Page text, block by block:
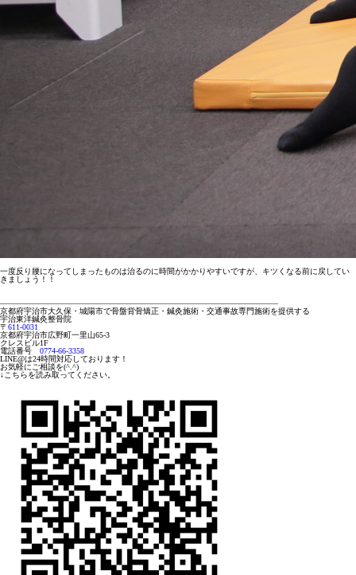
一度反り腰になってしまったものは治るのに時間がかかりやすいですが、キツくなる前に戻してい
きましょう！！
———————————————————————————————————
京都府宇治市大久保・城陽市で骨盤背骨矯正・鍼灸施術・交通事故専門施術を提供する
宇治東洋鍼灸整骨院
〒 611-0031
京都府宇治市広野町一里山65-3
クレスビル1F
電話番号 0774-66-3358
LINE@は24時間対応しております！
お気軽にご相談を(^.^)
↓ こちらを読み取ってください。